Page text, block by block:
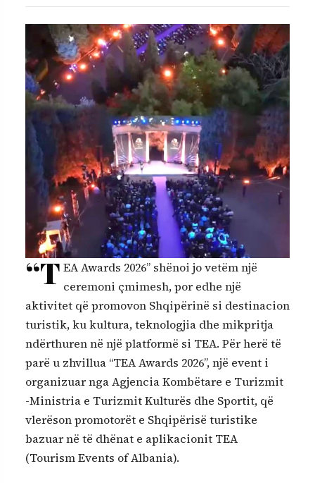
“TEA Awards 2026” shënoi jo vetëm një
ceremoni çmimesh, por edhe një
aktivitet që promovon Shqipërinë si destinacion
turistik, ku kultura, teknologjia dhe mikpritja
ndërthuren në një platformë si TEA. Për herë të
parë u zhvillua “TEA Awards 2026”, një event i
organizuar nga Agjencia Kombëtare e Turizmit
-Ministria e Turizmit Kulturës dhe Sportit, që
vlerëson promotorët e Shqipërisë turistike
bazuar në të dhënat e aplikacionit TEA
(Tourism Events of Albania).